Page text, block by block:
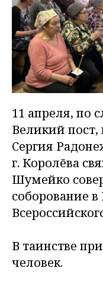
11 апреля, по
Великий пост,
Сергия
г. Королёва
Шумейко
соборование
В таинстве
человек.